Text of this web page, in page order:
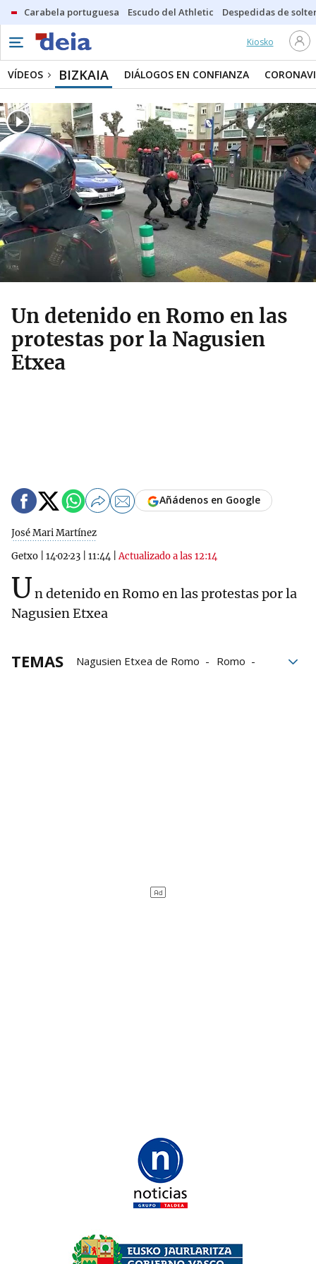
Carabela portuguesa Escudo del Athletic Despedidas de
Kiosko
VÍDEOS BIZKAIA DIÁLOGOS EN CONFIANZA
Un detenido en Romo en las
protestas por la Nagusien
Etxea
José Mari Martínez
Getxo
14·02·23 11:44 |Actualizado a las 12:14
Añádenos en Google
Un detenido en Romo en las protestas por la
Nagusien Etxea
TEMAS Nagusien Etxea de Romo
Romo